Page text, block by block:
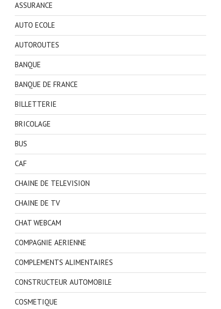
ASSURANCE
AUTO ECOLE
AUTOROUTES
BANQUE
BANQUE DE FRANCE
BILLETTERIE
BRICOLAGE
BUS
CAF
CHAINE DE TELEVISION
CHAINE DE TV
CHAT WEBCAM
COMPAGNIE AERIENNE
COMPLEMENTS ALIMENTAIRES
CONSTRUCTEUR AUTOMOBILE
COSMETIQUE